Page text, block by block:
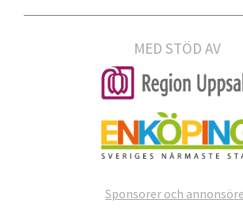
MED STÖD AV
Sponsorer och